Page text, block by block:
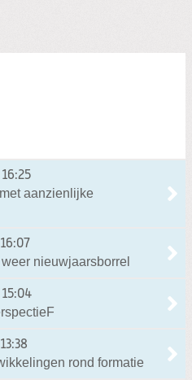
aanzienlijke
nieuwjaarsborrel
rond formatie